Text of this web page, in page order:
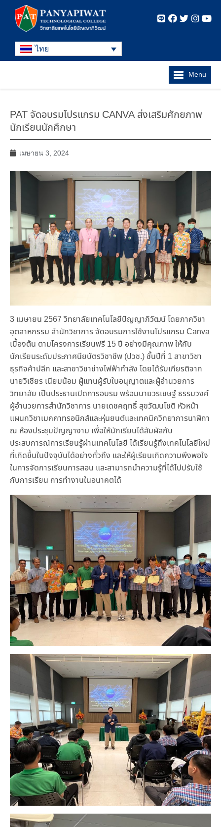
ไทย
Menu
PAT จัดอบรมโปรแกรม CANVA ส่งเสริมศักยภาพ
นักเรียนนักศึกษา
เมษายน 3, 2024
3 เมษายน 2567 วิทยาลัยเทคโนโลยีปัญญาภิวัฒน์ โดยภาควิชา
อุตสาหกรรม สำนักวิชาการ จัดอบรมการใช้งานโปรแกรม Canva
เบื้องต้น ตามโครงการเรียนฟรี 15 ปี อย่างมีคุณภาพ ให้กับ
นักเรียนระดับประกาศนียบัตรวิชาชีพ (ปวช.) ชั้นปีที่ 1 สาขาวิชา
ธุรกิจค้าปลีก และสาขาวิชาช่างไฟฟ้ากำลัง โดยได้รับเกียรติจาก
นายวิเชียร เนียมน้อม ผู้แทนผู้รับใบอนุญาตและผู้อำนวยการ
วิทยาลัย เป็นประธานเปิดการอบรม พร้อมนายวรเชษฐ์ ธรรมวงศ์
ผู้อำนวยการสำนักวิชาการ นายเดชคฤทธิ์ สุขวัฒนโชติ หัวหน้า
แผนกวิชาเมคคาทรอนิกส์และหุ่นยนต์และเทคนิควิทยาการนาฬิกา
ณ ห้องประชุมปัญญางาม เพื่อให้นักเรียนได้สัมผัสกับ
ประสบการณ์การเรียนรู้ผ่านเทคโนโลยี ได้เรียนรู้ถึงเทคโนโลยีใหม่
ที่เกิดขึ้นในปัจจุบันได้อย่างทั่วถึง และให้ผู้เรียนเกิดความพึงพอใจ
ในการจัดการเรียนการสอน และสามารถนำความรู้ที่ได้ไปปรับใช้
กับการเรียน การทำงานในอนาคตได้